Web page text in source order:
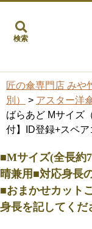
検索
匠の傘専門店 みや
別）
> アスター洋
ばらあど Mサイズ
付】ID登録+スペ
■Mサイズ(全長約
晴兼用■対応身長
■おまかせカット
身長を記してくだ